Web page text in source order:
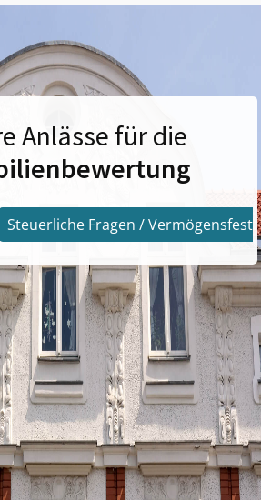
Anlässe für die
Steuerliche Fragen /